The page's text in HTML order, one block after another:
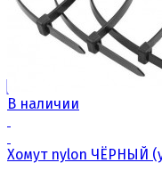
В наличии
Хомут nylon ЧЁРНЫЙ